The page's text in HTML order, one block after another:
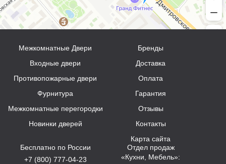
Межкомнатные Двери
Входные двери
Противопожарные двери
Фурнитура
Межкомнатные перегородки
Новинки дверей
Бренды
Доставка
Оплата
Гарантия
Отзывы
Контакты
Карта сайта
Бесплатно по России
+7 (800) 777-04-23
Отдел продаж
«Кухни, Мебель»: